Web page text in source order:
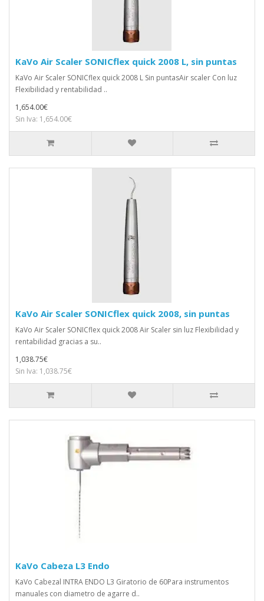
KaVo Air Scaler SONICflex quick 2008 L, sin puntas
KaVo Air Scaler SONICflex quick 2008 L Sin puntasAir scaler Con luz
Flexibilidad y rentabilidad ..
1,654.00€
Sin Iva: 1,654.00€
KaVo Air Scaler SONICflex quick 2008, sin puntas
KaVo Air Scaler SONICflex quick 2008 Air Scaler sin luz Flexibilidad y
rentabilidad gracias a su..
1,038.75€
Sin Iva: 1,038.75€
KaVo Cabeza L3 Endo
KaVo Cabezal INTRA ENDO L3 Giratorio de 60Para instrumentos
manuales con diametro de agarre d..